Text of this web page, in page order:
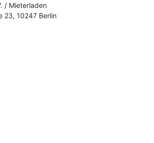
/ Mieterladen
23, 10247 Berlin